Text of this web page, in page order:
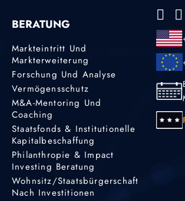
BERATUNG
Markteintritt Und
Markterweiterung
Forschung Und Analyse
Vermögensschutz
M&A-Mentoring Und
Coaching
Staatsfonds & Institutionelle
Kapitalbeschaffung
Philanthropie & Impact
Investing Beratung
Wohnsitz/Staatsbürgerschaft
Nach Investitionen